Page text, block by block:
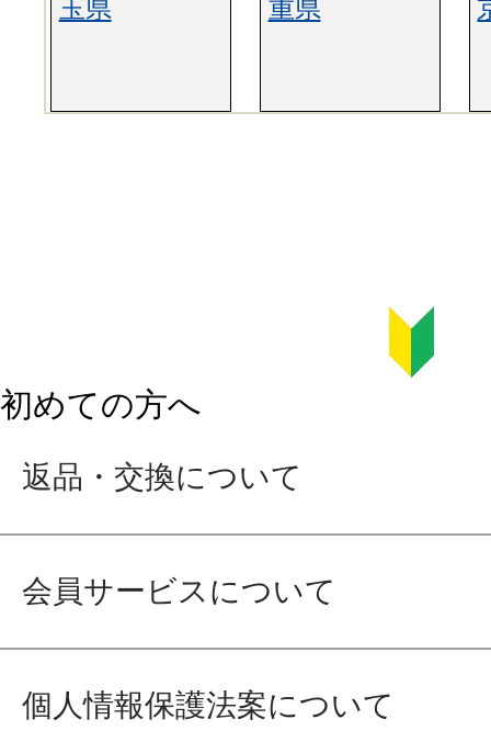
玉県
重県
初めての方へ
返品・交換について
会員サービスについて
個人情報保護法案について